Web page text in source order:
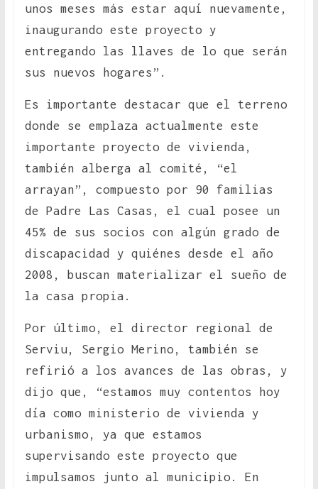
unos meses más estar aquí nuevamente,
inaugurando este proyecto y
entregando las llaves de lo que serán
sus nuevos hogares”.
Es importante destacar que el terreno
donde se emplaza actualmente este
importante proyecto de vivienda,
también alberga al comité, “el
arrayan”, compuesto por 90 familias
de Padre Las Casas, el cual posee un
45% de sus socios con algún grado de
discapacidad y quiénes desde el año
2008, buscan materializar el sueño de
la casa propia.
Por último, el director regional de
Serviu, Sergio Merino, también se
refirió a los avances de las obras, y
dijo que, “estamos muy contentos hoy
día como ministerio de vivienda y
urbanismo, ya que estamos
supervisando este proyecto que
impulsamos junto al municipio. En